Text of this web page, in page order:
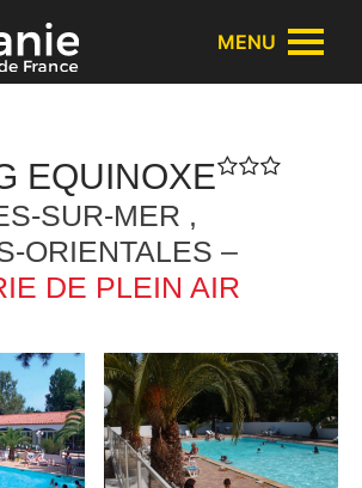
des cookies
MENU
EQUINOXE
SUR-MER ,
ORIENTALES –
DE PLEIN AIR